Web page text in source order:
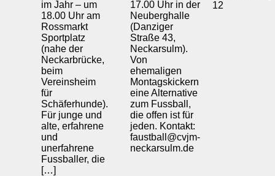
im Jahr – um
18.00 Uhr am
Rossmarkt
Sportplatz
(nahe der
Neckarbrücke,
beim
Vereinsheim
für
Schäferhunde).
Für junge und
alte, erfahrene
und
unerfahrene
Fussballer, die
[…]
17.00 Uhr in der
Neuberghalle
(Danziger
Straße 43,
Neckarsulm).
Von
ehemaligen
Montagskickern
eine Alternative
zum Fussball,
die offen ist für
jeden. Kontakt:
faustball@cvjm-
neckarsulm.de
12